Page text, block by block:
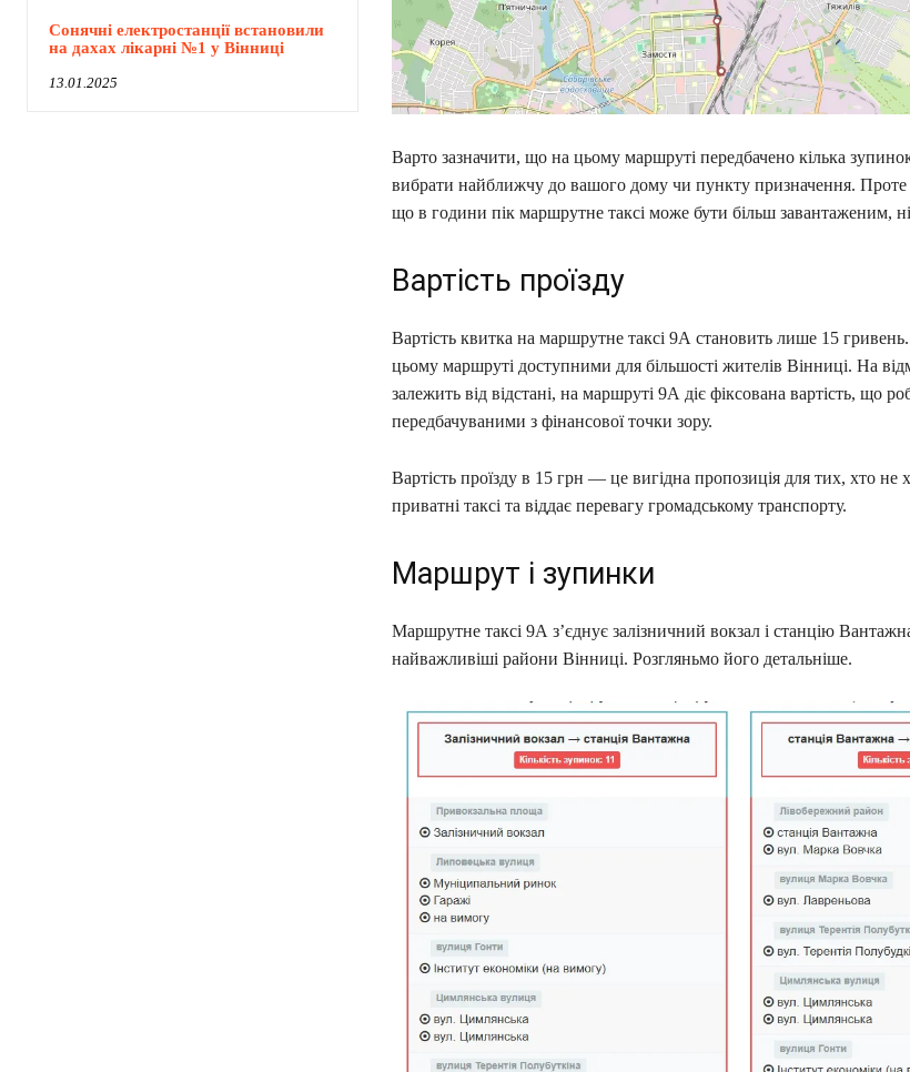
Сонячні електростанції встановили
на дахах лікарні №1 у Вінниці
13.01.2025
Варто зазначити, що на цьому маршруті передбачено кілька
вибрати найближчу до вашого дому чи пункту призначення. Проте
що в години пік маршрутне таксі може бути більш завантаженим,
Вартість проїзду
Вартість квитка на маршрутне таксі 9А становить лише 15
цьому маршруті доступними для більшості жителів Вінниці. На
залежить від відстані, на маршруті 9А діє фіксована вартість, що
передбачуваними з фінансової точки зору.
Вартість проїзду в 15 грн — це вигідна пропозиція для тих, хто не
приватні таксі та віддає перевагу громадському транспорту.
Маршрут і зупинки
Маршрутне таксі 9А з’єднує залізничний вокзал і станцію
найважливіші райони Вінниці. Розгляньмо його детальніше.